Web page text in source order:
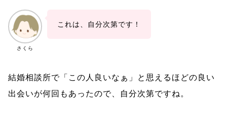
さくら
これは、自分次第です！
結婚相談所で「この人良いなぁ」と思えるほどの良い
出会いが何回もあったので、自分次第ですね。